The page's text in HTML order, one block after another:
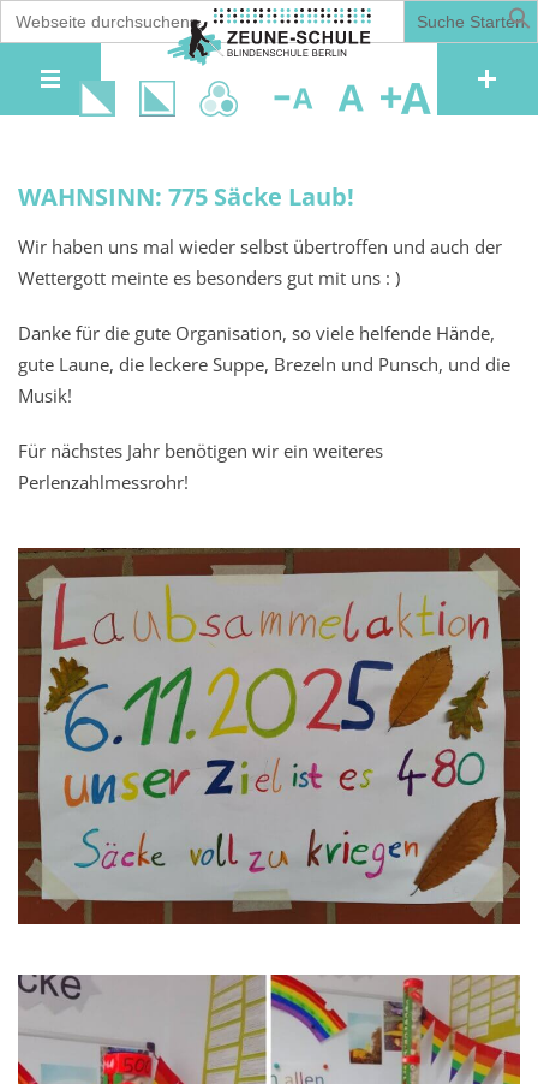
Search
for:
A
Decrease
A
Reset
A
WAHNSINN: 775 Säcke Laub!
Wir haben uns mal wieder selbst übertroffen und auch der
Wettergott meinte es besonders gut mit uns : )
Danke für die gute Organisation, so viele helfende Hände,
gute Laune, die leckere Suppe, Brezeln und Punsch, und die
Musik!
Für nächstes Jahr benötigen wir ein weiteres
Perlenzahlmessrohr!